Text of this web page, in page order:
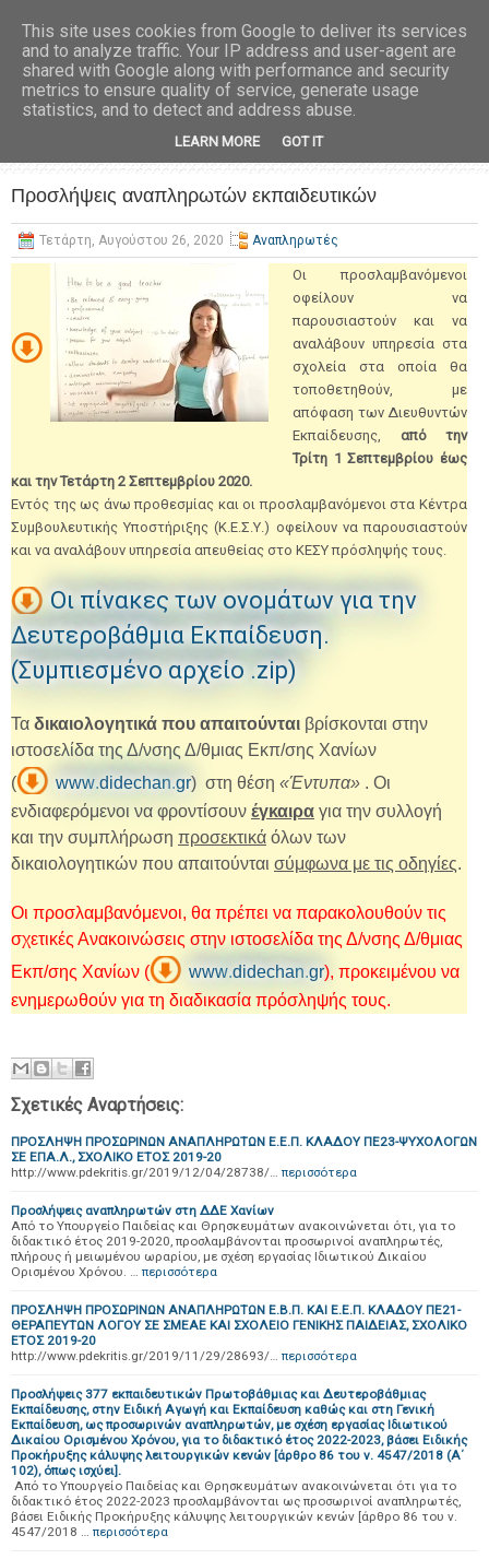
Προσλήψεις αναπληρωτών εκπαιδευτικών
Τετάρτη, Αυγούστου 26, 2020 Αναπληρωτές
Οι προσλαμβανόμενοι
οφείλουν να
παρουσιαστούν και να
αναλάβουν υπηρεσία στα
σχολεία στα οποία θα
τοποθετηθούν, με
απόφαση των Διευθυντών
Εκπαίδευσης, από την
Τρίτη 1 Σεπτεμβρίου έως
και την Τετάρτη 2 Σεπτεμβρίου 2020.
Εντός της ως άνω προθεσμίας και οι προσλαμβανόμενοι στα Κέντρα
Συμβουλευτικής Υποστήριξης (Κ.Ε.Σ.Υ.) οφείλουν να παρουσιαστούν
και να αναλάβουν υπηρεσία απευθείας στο ΚΕΣΥ πρόσληψής τους.
Οι πίνακες των ονομάτων για την
Δευτεροβάθμια Εκπαίδευση.
(Συμπιεσμένο αρχείο .zip)
Τα δικαιολογητικά που απαιτούνται βρίσκονται στην
ιστοσελίδα της Δ/νσης Δ/θμιας Εκπ/σης Χανίων
(
www.didechan.gr) στη θέση «Έντυπα» . Οι
ενδιαφερόμενοι να φροντίσουν έγκαιρα για την συλλογή
και την συμπλήρωση προσεκτικά όλων των
δικαιολογητικών που απαιτούνται σύμφωνα με τις οδηγίες.
Οι προσλαμβανόμενοι, θα πρέπει να παρακολουθούν τις
σχετικές Ανακοινώσεις στην ιστοσελίδα της Δ/νσης Δ/θμιας
Εκπ/σης Χανίων (
www.didechan.gr), προκειμένου να
ενημερωθούν για τη διαδικασία πρόσληψής τους.
Σχετικές Αναρτήσεις:
ΠΡΟΣΛΗΨH ΠΡΟΣΩΡΙΝΩΝ ΑΝΑΠΛΗΡΩΤΩΝ Ε.Ε.Π. ΚΛΑΔΟΥ ΠΕ23-ΨΥΧΟΛΟΓΩΝ
ΣΕ ΕΠΑ.Λ., ΣΧΟΛΙΚΟ ΕΤΟΣ 2019-20
http://www.pdekritis.gr/2019/12/04/28738/… περισσότερα
Προσλήψεις αναπληρωτών στη ΔΔΕ Χανίων
Από το Υπουργείο Παιδείας και Θρησκευμάτων ανακοινώνεται ότι, για το
διδακτικό έτος 2019-2020, προσλαμβάνονται προσωρινοί αναπληρωτές,
πλήρους ή μειωμένου ωραρίου, με σχέση εργασίας Ιδιωτικού Δικαίου
Ορισμένου Χρόνου. … περισσότερα
ΠΡΟΣΛΗΨH ΠΡΟΣΩΡΙΝΩΝ ΑΝΑΠΛΗΡΩΤΩΝ Ε.Β.Π. ΚΑΙ Ε.Ε.Π. ΚΛΑΔΟΥ ΠΕ21-
ΘΕΡΑΠΕΥΤΩΝ ΛΟΓΟΥ ΣΕ ΣΜΕΑΕ ΚΑΙ ΣΧΟΛΕΙΟ ΓΕΝΙΚΗΣ ΠΑΙΔΕΙΑΣ, ΣΧΟΛΙΚΟ
ΕΤΟΣ 2019-20
http://www.pdekritis.gr/2019/11/29/28693/… περισσότερα
Προσλήψεις 377 εκπαιδευτικών Πρωτοβάθμιας και Δευτεροβάθμιας
Εκπαίδευσης, στην Ειδική Αγωγή και Εκπαίδευση καθώς και στη Γενική
Εκπαίδευση, ως προσωρινών αναπληρωτών, με σχέση εργασίας Ιδιωτικού
Δικαίου Ορισμένου Χρόνου, για το διδακτικό έτος 2022-2023, βάσει Ειδικής
Προκήρυξης κάλυψης λειτουργικών κενών [άρθρο 86 του ν. 4547/2018 (Α΄
102), όπως ισχύει].
Από το Υπουργείο Παιδείας και Θρησκευμάτων ανακοινώνεται ότι για το
διδακτικό έτος 2022-2023 προσλαμβάνονται ως προσωρινοί αναπληρωτές,
βάσει Ειδικής Προκήρυξης κάλυψης λειτουργικών κενών [άρθρο 86 του ν.
4547/2018 … περισσότερα
This site uses cookies from Google to deliver its services
and to analyze traffic. Your IP address and user-agent are
shared with Google along with performance and security
metrics to ensure quality of service, generate usage
statistics, and to detect and address abuse.
LEARN MORE GOT IT